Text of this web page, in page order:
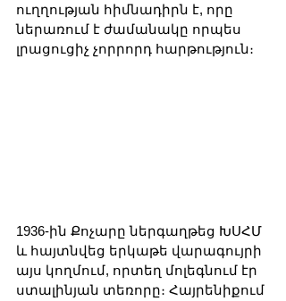
ուղղության հիմնադիրն է, որը
ներառում է ժամանակը որպես
լրացուցիչ չորրորդ հարթություն։
1936-ին Քոչարը ներգաղթեց ԽՍՀՄ
և հայտնվեց երկաթե վարագույրի
այս կողմում, որտեղ մոլեգնում էր
ստալինյան տեռորը։ Հայրենիքում